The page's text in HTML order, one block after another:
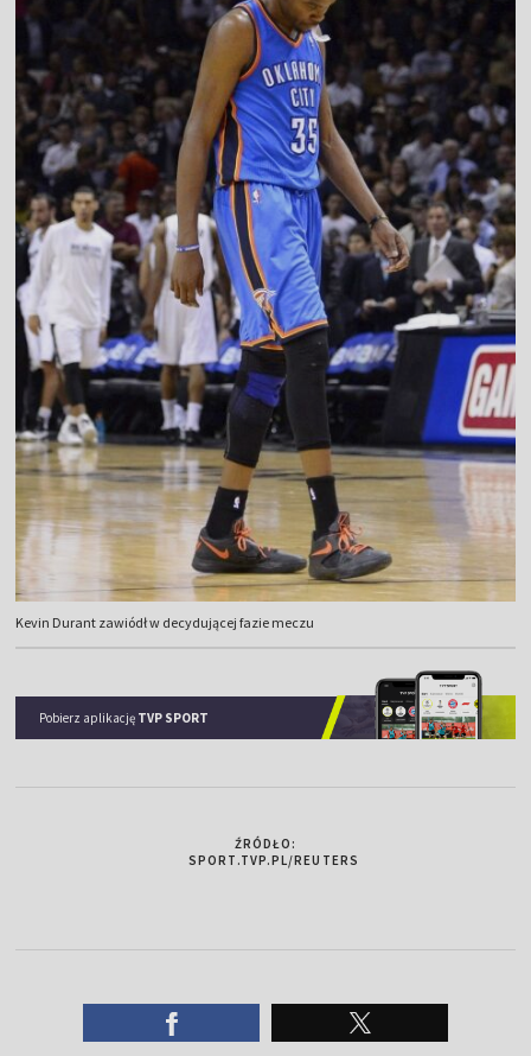
Kevin Durant zawiódł w decydującej fazie meczu
Pobierz aplikację TVP SPORT
ŹRÓDŁO:
SPORT.TVP.PL/REUTERS